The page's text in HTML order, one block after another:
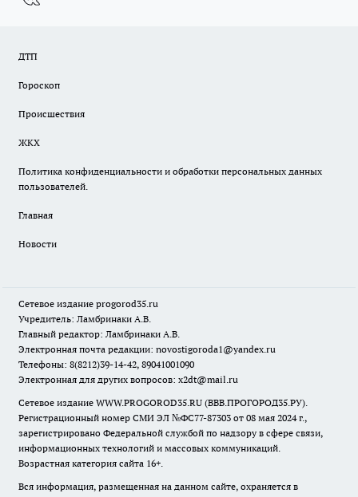
ДТП
Гороскоп
Происшествия
ЖКХ
Политика конфиденциальности и обработки персональных данных
пользователей.
Главная
Новости
Сетевое издание progorod35.ru
Учредитель: Ламбринаки А.В.
Главный редактор: Ламбринаки А.В.
Электронная почта редакции: novostigoroda1@yandex.ru
Телефоны: 8(8212)39-14-42, 89041001090
Электронная для других вопросов: x2dt@mail.ru
Сетевое издание WWW.PROGOROD35.RU (ВВВ.ПРОГОРОД35.РУ).
Регистрационный номер СМИ ЭЛ №ФС77-87303 от 08 мая 2024 г.,
зарегистрировано Федеральной службой по надзору в сфере связи,
информационных технологий и массовых коммуникаций.
Возрастная категория сайта 16+.
Вся информация, размещенная на данном сайте, охраняется в